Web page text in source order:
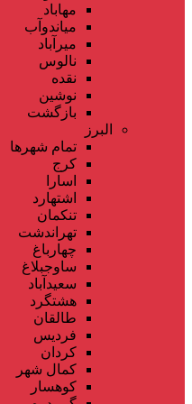
مهاباد
میاندوآب
میرآباد
نالوس
نقده
نوشین
بازگشت
البرز
تمام شهر‌ها
کرج
اسارا
اشتهارد
تنکمان
تهراندشت
چهارباغ
ساوجبلاغ
سعیدآباد
هشتگرد
طالقان
فردیس
کردان
کمال شهر
کوهسار